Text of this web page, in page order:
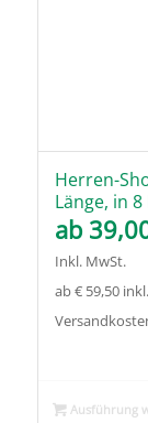
Herren-
Länge, in
ab
Inkl. MwSt.
ab € 59,50
Ausführung